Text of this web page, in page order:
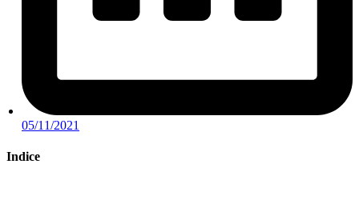
05/11/2021
Indice